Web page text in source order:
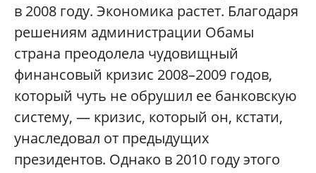
в 2008 году. Экономика растет. Благодаря
решениям администрации Обамы
страна преодолела чудовищный
финансовый кризис 2008–2009 годов,
который чуть не обрушил ее банковскую
систему, — кризис, который он, кстати,
унаследовал от предыдущих
президентов. Однако в 2010 году этого